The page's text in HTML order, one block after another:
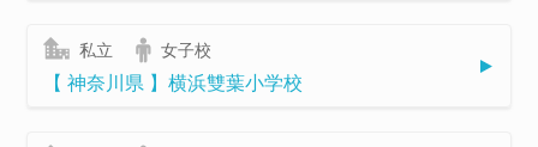
私立 女子校
【 神奈川県 】横浜雙葉小学校